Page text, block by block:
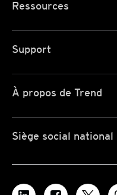
Ressources
Support
À propos de Trend
Siège social national